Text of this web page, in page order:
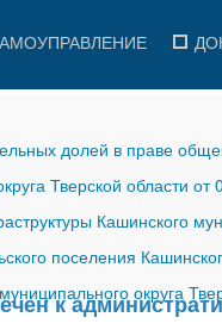
долей в праве
Тверской области
Кашинского
поселения
округа
к